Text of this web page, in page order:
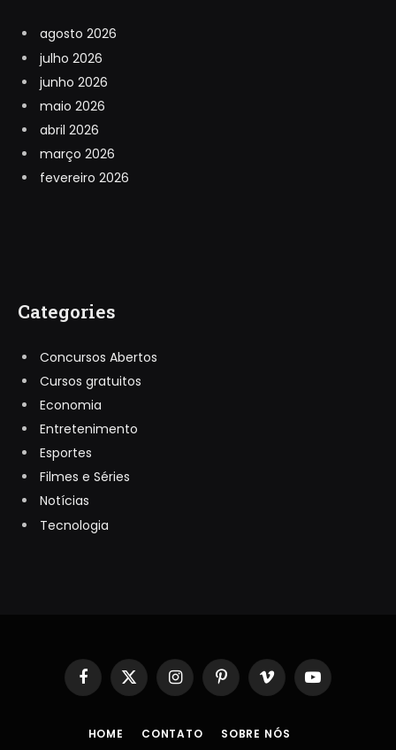
agosto 2026
julho 2026
junho 2026
maio 2026
abril 2026
março 2026
fevereiro 2026
Categories
Concursos Abertos
Cursos gratuitos
Economia
Entretenimento
Esportes
Filmes e Séries
Notícias
Tecnologia
Facebook
X
(Twitter)
InstagramPinterestVimeo YouTube
HOME CONTATO SOBRE NÓS